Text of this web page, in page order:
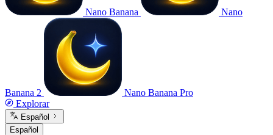
Nano Banana Nano
Banana 2
Nano Banana Pro
Explorar
Español
Español